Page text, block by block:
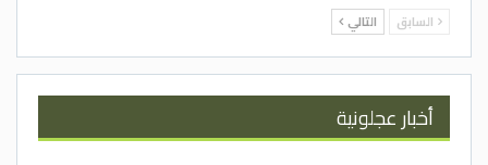
السابق التالي
أخبار عجلونية